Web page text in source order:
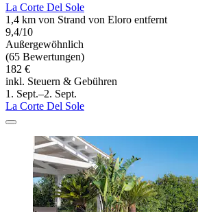
La Corte Del Sole
1,4 km von Strand von Eloro entfernt
9,4/10
Außergewöhnlich
(65 Bewertungen)
182 €
inkl. Steuern & Gebühren
1. Sept.–2. Sept.
La Corte Del Sole